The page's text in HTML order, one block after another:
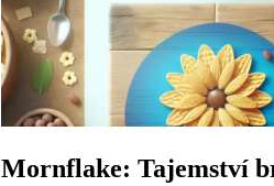
Mornflake: Tajemství